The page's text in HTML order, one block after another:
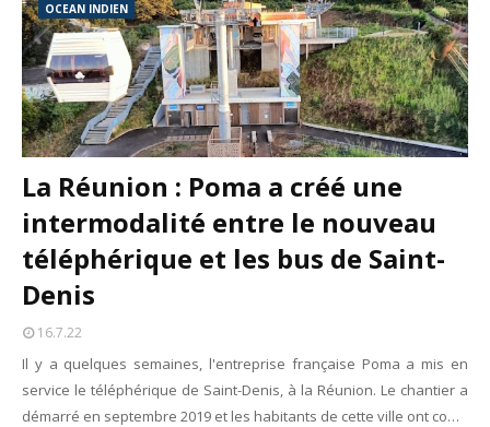
OCEAN INDIEN
La Réunion : Poma a créé une
intermodalité entre le nouveau
téléphérique et les bus de Saint-
Denis
16.7.22
Il y a quelques semaines, l'entreprise française Poma a mis en
service le téléphérique de Saint-Denis, à la Réunion. Le chantier a
démarré en septembre 2019 et les habitants de cette ville ont co…